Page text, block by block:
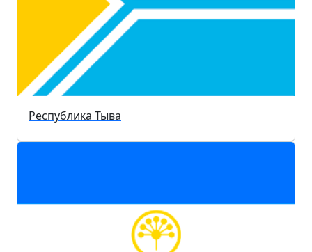
Республика Тыва